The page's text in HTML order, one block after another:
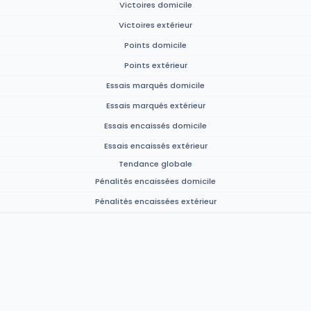
Victoires domicile
Victoires extérieur
Points domicile
Points extérieur
Essais marqués domicile
Essais marqués extérieur
Essais encaissés domicile
Essais encaissés extérieur
Tendance globale
Pénalités encaissées domicile
Pénalités encaissées extérieur